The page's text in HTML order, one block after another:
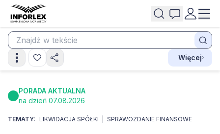
Więcej
PORADA AKTUALNA
na dzień 07.08.2026
TEMATY: LIKWIDACJA SPÓŁKI SPRAWOZDANIE FINANSOWE